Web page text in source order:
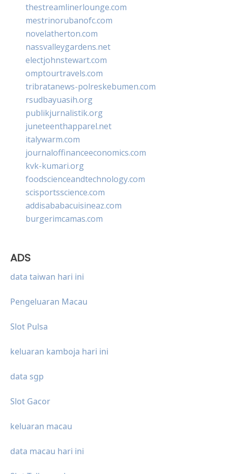
thestreamlinerlounge.com
mestrinorubanofc.com
novelatherton.com
nassvalleygardens.net
electjohnstewart.com
omptourtravels.com
tribratanews-polreskebumen.com
rsudbayuasih.org
publikjurnalistik.org
juneteenthapparel.net
italywarm.com
journaloffinanceeconomics.com
kvk-kumari.org
foodscienceandtechnology.com
scisportsscience.com
addisababacuisineaz.com
burgerimcamas.com
ADS
data taiwan hari ini
Pengeluaran Macau
Slot Pulsa
keluaran kamboja hari ini
data sgp
Slot Gacor
keluaran macau
data macau hari ini